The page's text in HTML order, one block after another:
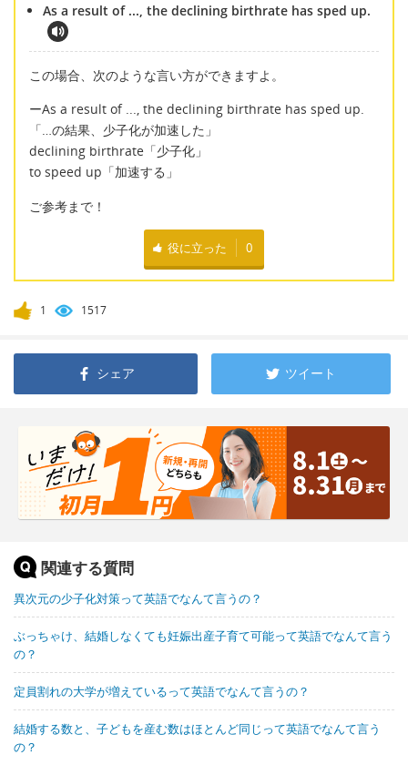
As a result of ..., the declining birthrate has sped up.
この場合、次のような言い方ができますよ。
ーAs a result of ..., the declining birthrate has sped up.
「…の結果、少子化が加速した」
declining birthrate「少子化」
to speed up「加速する」
ご参考まで！
役に立った 0
1 1517
シェア ツイート
関連する質問
異次元の少子化対策って英語でなんて言うの？
ぶっちゃけ、結婚しなくても妊娠出産子育て可能って英語でなんて言う
の？
定員割れの大学が増えているって英語でなんて言うの？
結婚する数と、子どもを産む数はほとんど同じって英語でなんて言う
の？